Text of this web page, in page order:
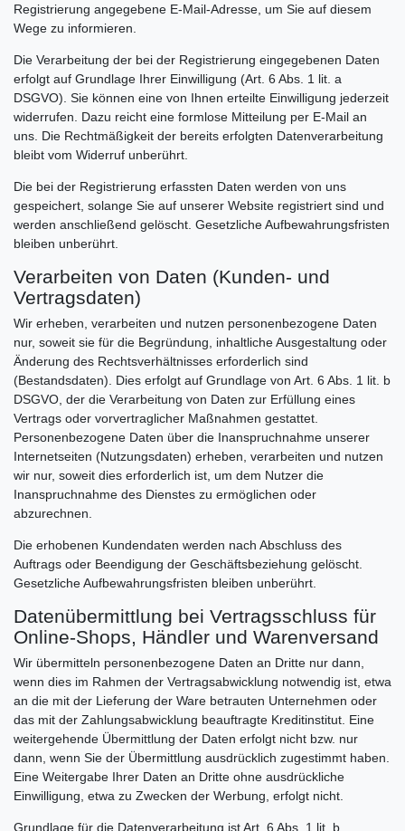
Registrierung angegebene E-Mail-Adresse, um Sie auf diesem
Wege zu informieren.
Die Verarbeitung der bei der Registrierung eingegebenen Daten
erfolgt auf Grundlage Ihrer Einwilligung (Art. 6 Abs. 1 lit. a
DSGVO). Sie können eine von Ihnen erteilte Einwilligung jederzeit
widerrufen. Dazu reicht eine formlose Mitteilung per E-Mail an
uns. Die Rechtmäßigkeit der bereits erfolgten Datenverarbeitung
bleibt vom Widerruf unberührt.
Die bei der Registrierung erfassten Daten werden von uns
gespeichert, solange Sie auf unserer Website registriert sind und
werden anschließend gelöscht. Gesetzliche Aufbewahrungsfristen
bleiben unberührt.
Verarbeiten von Daten (Kunden- und
Vertragsdaten)
Wir erheben, verarbeiten und nutzen personenbezogene Daten
nur, soweit sie für die Begründung, inhaltliche Ausgestaltung oder
Änderung des Rechtsverhältnisses erforderlich sind
(Bestandsdaten). Dies erfolgt auf Grundlage von Art. 6 Abs. 1 lit. b
DSGVO, der die Verarbeitung von Daten zur Erfüllung eines
Vertrags oder vorvertraglicher Maßnahmen gestattet.
Personenbezogene Daten über die Inanspruchnahme unserer
Internetseiten (Nutzungsdaten) erheben, verarbeiten und nutzen
wir nur, soweit dies erforderlich ist, um dem Nutzer die
Inanspruchnahme des Dienstes zu ermöglichen oder
abzurechnen.
Die erhobenen Kundendaten werden nach Abschluss des
Auftrags oder Beendigung der Geschäftsbeziehung gelöscht.
Gesetzliche Aufbewahrungsfristen bleiben unberührt.
Datenübermittlung bei Vertragsschluss für
Online-Shops, Händler und Warenversand
Wir übermitteln personenbezogene Daten an Dritte nur dann,
wenn dies im Rahmen der Vertragsabwicklung notwendig ist, etwa
an die mit der Lieferung der Ware betrauten Unternehmen oder
das mit der Zahlungsabwicklung beauftragte Kreditinstitut. Eine
weitergehende Übermittlung der Daten erfolgt nicht bzw. nur
dann, wenn Sie der Übermittlung ausdrücklich zugestimmt haben.
Eine Weitergabe Ihrer Daten an Dritte ohne ausdrückliche
Einwilligung, etwa zu Zwecken der Werbung, erfolgt nicht.
Grundlage für die Datenverarbeitung ist Art. 6 Abs. 1 lit. b